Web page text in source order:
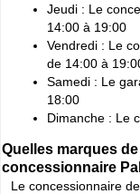
Jeudi : Le
14:00 à 19:00
Vendredi : Le
de 14:00 à
Samedi : Le
18:00
Dimanche : Le
Quelles marques
concessionnaire
Le concessionnaire